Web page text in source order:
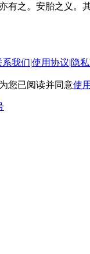
有之。安胎之义。
系我们|使用协议|隐
您已阅读并同意使